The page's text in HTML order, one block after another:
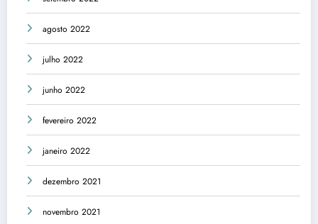
agosto 2022
julho 2022
junho 2022
fevereiro 2022
janeiro 2022
dezembro 2021
novembro 2021